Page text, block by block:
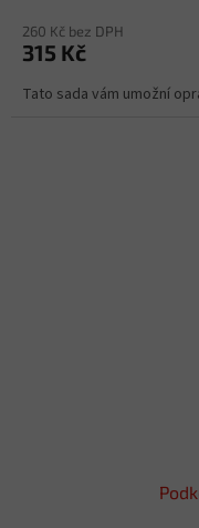
260 Kč bez DPH
315 Kč
Tato sada vám umožní